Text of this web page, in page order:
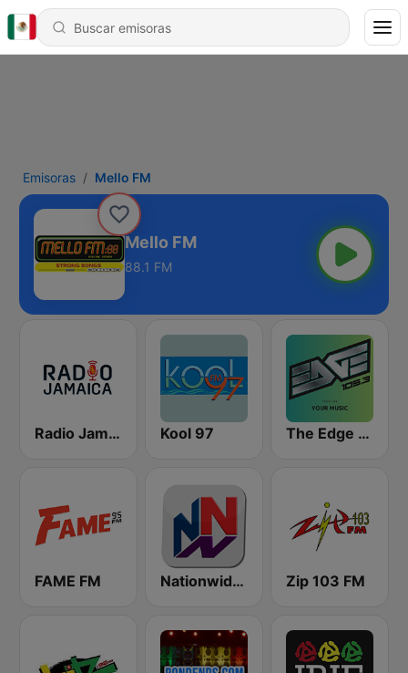
Emisoras Mello FM
Mello FM
88.1 FM
Radio Jamaica 94 FM Kool 97 The Edge 105 FM
FAME FM Nationwide News Network Zip 103 FM